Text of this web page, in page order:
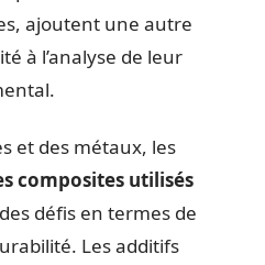
ajoutent une autre
à l’analyse de leur
et des métaux, les
composites utilisés
défis en termes de
Les additifs